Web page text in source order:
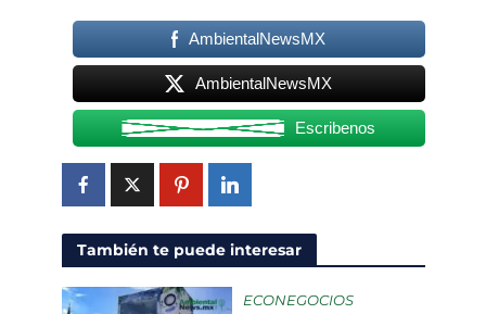
AmbientalNewsMX
AmbientalNewsMX
Escribenos
También te puede interesar
ECONEGOCIOS